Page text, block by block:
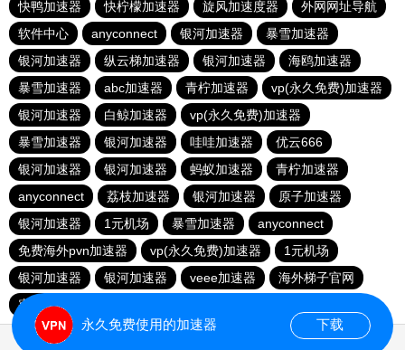
快鸭加速器
快柠檬加速器 旋风加速度器
外网网址导航
软件中心
anyconnect 银河加速器
暴雪加速器
银河加速器
纵云梯加速器 银河加速器
海鸥加速器
暴雪加速器
abc加速器 青柠加速器
vp(永久免费)加速器
银河加速器
白鲸加速器
vp(永久免费)加速器
暴雪加速器
银河加速器 哇哇加速器
优云666
银河加速器
银河加速器 蚂蚁加速器
青柠加速器
anyconnect
荔枝加速器 银河加速器
原子加速器
银河加速器
1元机场 暴雪加速器
anyconnect
免费海外pvn加速器
vp(永久免费)加速器
1元机场
银河加速器
银河加速器 veee加速器
海外梯子官网
蜜蜂加速器
永久免费使用的加速器 下载